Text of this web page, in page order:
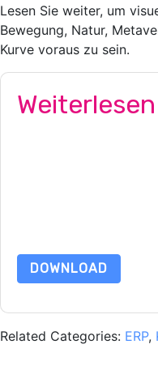
Lesen Sie weiter, um
Bewegung, Natur,
Kurve voraus zu sein.
Weiterlesen
DOWNLOAD
Related Categories: ERP,